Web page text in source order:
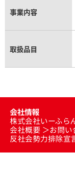
事業内容
取扱品目
会社情報
株式会社いーふら
会社概要
お問い
反社会勢力排除宣